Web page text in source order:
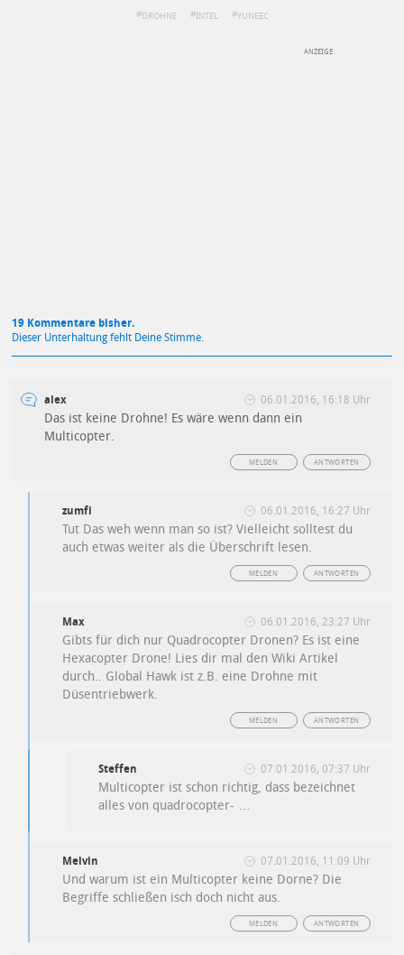
DROHNE INTEL YUNEEC
19 Kommentare bisher.
Dieser Unterhaltung fehlt Deine Stimme.
alex 06.01.2016, 16:18 Uhr
Das ist keine Drohne! Es wäre wenn dann ein
Multicopter.
ANTWORTEN
MELDEN
zumfi 06.01.2016, 16:27 Uhr
Tut Das weh wenn man so ist? Vielleicht solltest du
auch etwas weiter als die Überschrift lesen.
ANTWORTEN
MELDEN
Max 06.01.2016, 23:27 Uhr
Gibts für dich nur Quadrocopter Dronen? Es ist eine
Hexacopter Drone! Lies dir mal den Wiki Artikel
durch.. Global Hawk ist z.B. eine Drohne mit
Düsentriebwerk.
ANTWORTEN
MELDEN
Steffen 07.01.2016, 07:37 Uhr
Multicopter ist schon richtig, dass bezeichnet
alles von quadrocopter- …
Melvin 07.01.2016, 11:09 Uhr
Und warum ist ein Multicopter keine Dorne? Die
Begriffe schließen isch doch nicht aus.
ANTWORTEN
MELDEN